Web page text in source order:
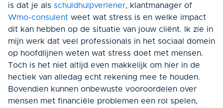
is dat je als schuldhulpverlener, klantmanager of
Wmo-consulent weet wat stress is en welke impact
dit kan hebben op de situatie van jouw cliënt. Ik zie in
mijn werk dat veel professionals in het sociaal domein
op hoofdlijnen weten wat stress doet met mensen.
Toch is het niet altijd even makkelijk om hier in de
hectiek van alledag echt rekening mee te houden.
Bovendien kunnen onbewuste vooroordelen over
mensen met financiële problemen een rol spelen,